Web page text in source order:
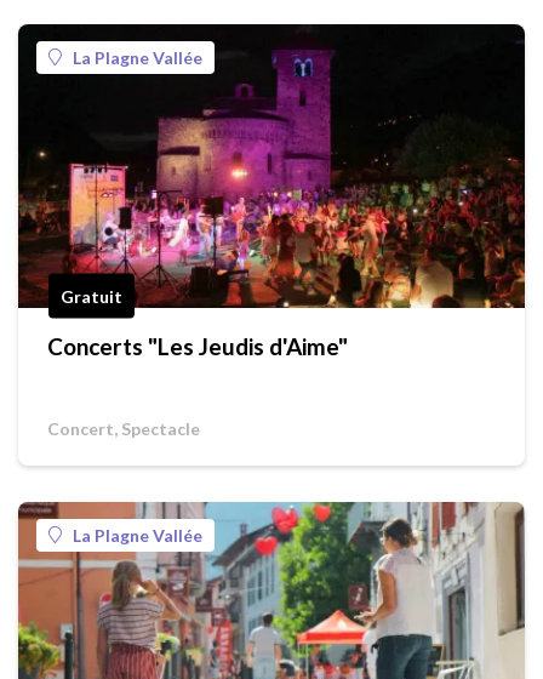
La Plagne Vallée
Gratuit
Concerts "Les Jeudis d'Aime"
Concert, Spectacle
La Plagne Vallée